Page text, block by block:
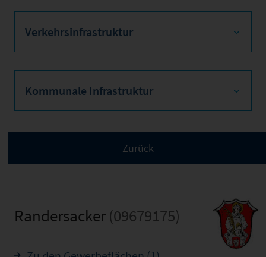
Verkehrsinfrastruktur
Kommunale Infrastruktur
Randersacker (09679175)